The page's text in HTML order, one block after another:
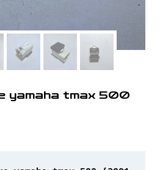
yamaha tmax 500